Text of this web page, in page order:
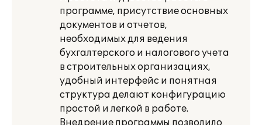
программе, присутствие основных
документов и отчетов,
необходимых для ведения
бухгалтерского и налогового учета
в строительных организациях,
удобный интерфейс и понятная
структура делают конфигурацию
простой и легкой в работе.
Внедрение программы позволило